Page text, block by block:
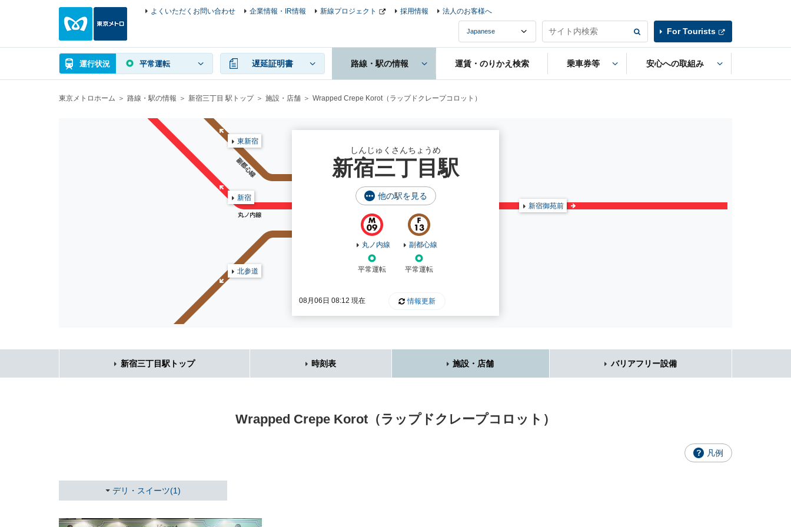
運行状況 平常運転 遅延証明書 路線・駅の情報 運賃・のりかえ検索 乗車券等 安心への取組み
よくいただくお問い合わせ 企業情報・IR情報 新線プロジェクト 採用情報 法人のお客様へ
For Tourists
東京メトロホーム 路線・駅の情報 新宿三丁目 駅トップ 施設・店舗 Wrapped Crepe Korot（ラップドクレープコロット）
しんじゅくさんちょうめ
新宿三丁目駅
他の駅を見る
08月06日 08:12 現在 情報更新
丸ノ内線
平常運転
副都心線
平常運転
新宿
新宿御苑前
東新宿
北参道
新宿三丁目駅トップ 時刻表 施設・店舗 バリアフリー設備
Wrapped Crepe Korot（ラップドクレープコロット）
凡例
デリ・スイーツ(1)